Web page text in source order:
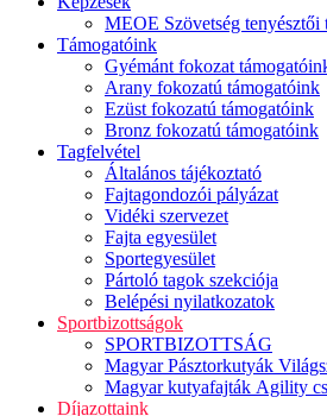
MEOE Szövetség tenyésztői
Támogatóink
Gyémánt fokozat
Arany fokozatú támogatóink
Ezüst fokozatú támogatóink
Bronz fokozatú támogatóink
Tagfelvétel
Általános tájékoztató
Fajtagondozói pályázat
Vidéki szervezet
Fajta egyesület
Sportegyesület
Pártoló tagok szekciója
Belépési nyilatkozatok
Sportbizottságok
SPORTBIZOTTSÁG
Magyar Pásztorkutyák
Magyar kutyafajták Agility
Díjazottaink